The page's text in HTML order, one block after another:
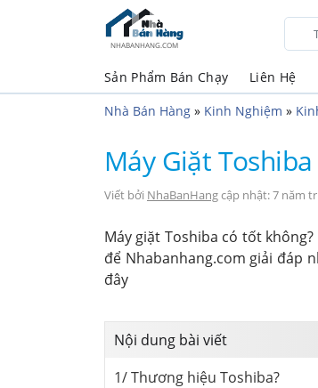
NHABANHANG.COM
Sản Phẩm Bán Chạy
Liên Hệ
Nhà Bán Hàng » Kinh Nghiệm »
Máy Giặt
Viết bởi NhaBanHangcập nhật: 7 năm
Máy giặt Toshiba có tốt
để Nhabanhang.com giải đáp
đây
Nội dung bài viết
1/ Thương hiệu Toshiba?